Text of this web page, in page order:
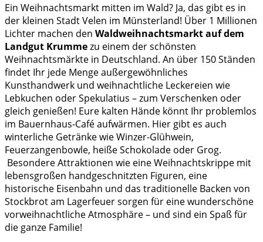
Ein Weihnachtsmarkt mitten im Wald? Ja, das gibt es in
der kleinen Stadt Velen im Münsterland! Über 1 Millionen
Lichter machen den Waldweihnachtsmarkt auf dem
Landgut Krummezu einem der schönsten
Weihnachtsmärkte in Deutschland. An über 150 Ständen
findet Ihr jede Menge außergewöhnliches
Kunsthandwerk und weihnachtliche Leckereien wie
Lebkuchen oder Spekulatius – zum Verschenken oder
gleich genießen! Eure kalten Hände könnt Ihr problemlos
im Bauernhaus-Café aufwärmen. Hier gibt es auch
winterliche Getränke wie Winzer-Glühwein,
Feuerzangenbowle, heiße Schokolade oder Grog.
Besondere Attraktionen wie eine Weihnachtskrippe mit
lebensgroßen handgeschnitzten Figuren, eine
historische Eisenbahn und das traditionelle Backen von
Stockbrot am Lagerfeuer sorgen für eine wunderschöne
vorweihnachtliche Atmosphäre – und sind ein Spaß für
die ganze Familie!